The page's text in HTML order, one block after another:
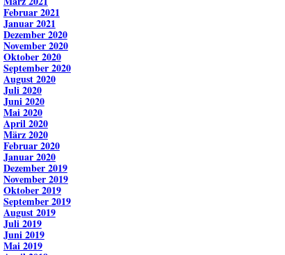
Februar 2021
Januar 2021
Dezember 2020
November 2020
Oktober 2020
September 2020
August 2020
Juli 2020
Juni 2020
Mai 2020
April 2020
März 2020
Februar 2020
Januar 2020
Dezember 2019
November 2019
Oktober 2019
September 2019
August 2019
Juli 2019
Juni 2019
Mai 2019